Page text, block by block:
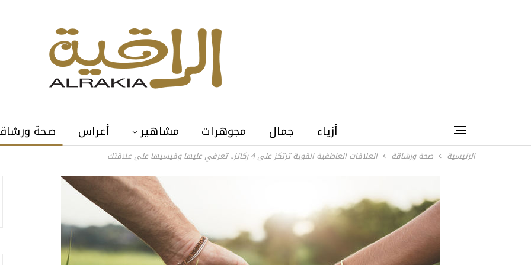
أزياء جمال مجوهرات مشاهير أعراس صحة
الرئيسية صحة ورشاقة العلاقات العاطفية القوية ترتكز على 4 ركائز.. تعرفي عليها وقيسيها على علاقتك